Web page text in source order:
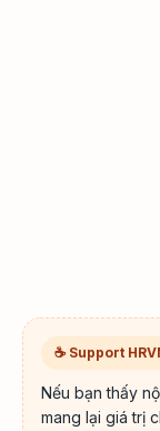
☕ Support
Nếu bạn thấy
mang lại giá trị